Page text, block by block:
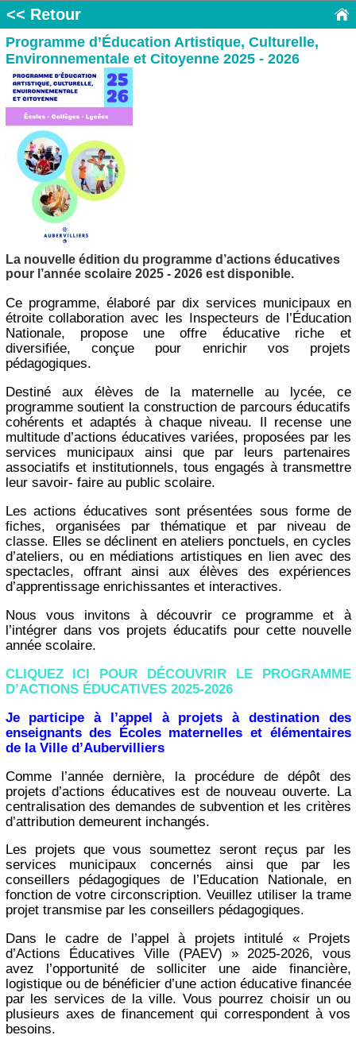
<< Retour
Programme d’Éducation Artistique, Culturelle,
Environnementale et Citoyenne 2025 - 2026
La nouvelle édition du programme d’actions éducatives
pour l’année scolaire 2025 - 2026 est disponible.
Ce programme, élaboré par dix services municipaux en
étroite collaboration avec les Inspecteurs de l’Éducation
Nationale, propose une offre éducative riche et
diversifiée, conçue pour enrichir vos projets
pédagogiques.
Destiné aux élèves de la maternelle au lycée, ce
programme soutient la construction de parcours éducatifs
cohérents et adaptés à chaque niveau. Il recense une
multitude d’actions éducatives variées, proposées par les
services municipaux ainsi que par leurs partenaires
associatifs et institutionnels, tous engagés à transmettre
leur savoir- faire au public scolaire.
Les actions éducatives sont présentées sous forme de
fiches, organisées par thématique et par niveau de
classe. Elles se déclinent en ateliers ponctuels, en cycles
d’ateliers, ou en médiations artistiques en lien avec des
spectacles, offrant ainsi aux élèves des expériences
d’apprentissage enrichissantes et interactives.
Nous vous invitons à découvrir ce programme et à
l’intégrer dans vos projets éducatifs pour cette nouvelle
année scolaire.
CLIQUEZ ICI POUR DÉCOUVRIR LE PROGRAMME
D’ACTIONS ÉDUCATIVES 2025-2026
Je participe à l’appel à projets à destination des
enseignants des Écoles maternelles et élémentaires
de la Ville d’Aubervilliers
Comme l’année dernière, la procédure de dépôt des
projets d’actions éducatives est de nouveau ouverte. La
centralisation des demandes de subvention et les critères
d’attribution demeurent inchangés.
Les projets que vous soumettez seront reçus par les
services municipaux concernés ainsi que par les
conseillers pédagogiques de l’Education Nationale, en
fonction de votre circonscription. Veuillez utiliser la trame
projet transmise par les conseillers pédagogiques.
Dans le cadre de l’appel à projets intitulé « Projets
d’Actions Éducatives Ville (PAEV) » 2025-2026, vous
avez l’opportunité de solliciter une aide financière,
logistique ou de bénéficier d’une action éducative financée
par les services de la ville. Vous pourrez choisir un ou
plusieurs axes de financement qui correspondent à vos
besoins.